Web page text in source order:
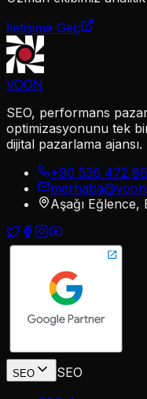
İletişime Geç
VOON
SEO, performans
optimizasyonunu tek
dijital pazarlama ajansı.
+90 536 472
Aşağı
SEO
SEO